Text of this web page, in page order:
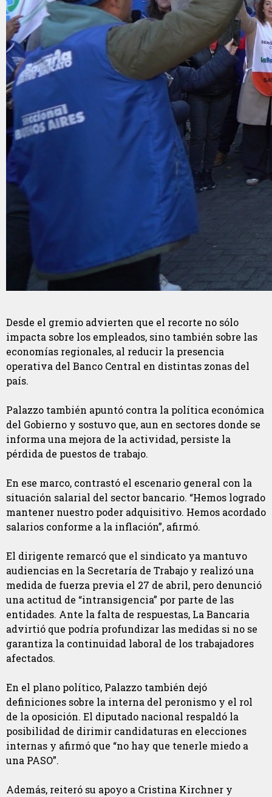
Desde el gremio advierten que el recorte no sólo
impacta sobre los empleados, sino también sobre las
economías regionales, al reducir la presencia
operativa del Banco Central en distintas zonas del
país.
Palazzo también apuntó contra la política económica
del Gobierno y sostuvo que, aun en sectores donde se
informa una mejora de la actividad, persiste la
pérdida de puestos de trabajo.
En ese marco, contrastó el escenario general con la
situación salarial del sector bancario. “Hemos logrado
mantener nuestro poder adquisitivo. Hemos acordado
salarios conforme a la inflación”, afirmó.
El dirigente remarcó que el sindicato ya mantuvo
audiencias en la Secretaría de Trabajo y realizó una
medida de fuerza previa el 27 de abril, pero denunció
una actitud de “intransigencia” por parte de las
entidades. Ante la falta de respuestas, La Bancaria
advirtió que podría profundizar las medidas si no se
garantiza la continuidad laboral de los trabajadores
afectados.
En el plano político, Palazzo también dejó
definiciones sobre la interna del peronismo y el rol
de la oposición. El diputado nacional respaldó la
posibilidad de dirimir candidaturas en elecciones
internas y afirmó que “no hay que tenerle miedo a
una PASO”.
Además, reiteró su apoyo a Cristina Kirchner y